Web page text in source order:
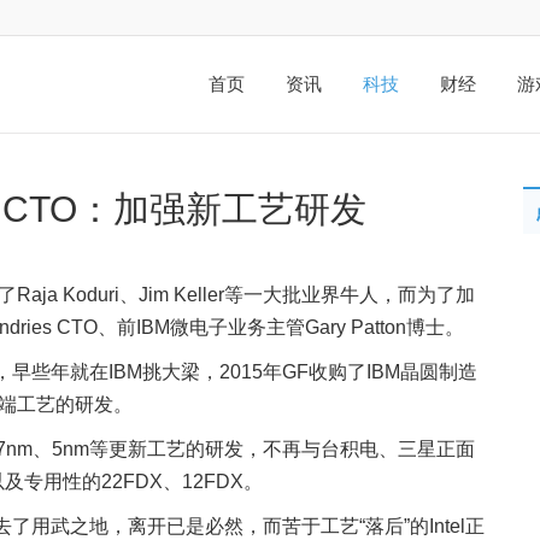
首页 资讯 科技 财经 游
：加强新工艺研发
Raja Koduri、Jim Keller等一大批业界牛人，而为了加
CTO、前IBM微电子业务主管Gary Patton博士。
些年就在IBM挑大梁，2015年GF收购了IBM晶圆制造
工艺的研发。
、5nm等更新工艺的研发，不再与台积电、三星正面
专用性的22FDX、12FDX。
用武之地，离开已是必然，而苦于工艺“落后”的Intel正